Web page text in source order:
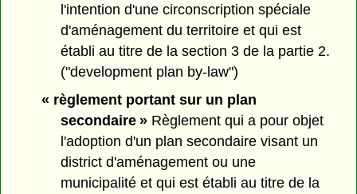
l'intention d'une circonscription spéciale
d'aménagement du territoire et qui est
établi au titre de la section 3 de la partie 2.
("development plan by-law")
« règlement portant sur un plan
secondaire » Règlement qui a pour objet
l'adoption d'un plan secondaire visant un
district d'aménagement ou une
municipalité et qui est établi au titre de la